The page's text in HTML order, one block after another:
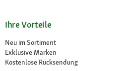
Ihre Vorteile
Neu im Sortiment
Exklusive Marken
Kostenlose Rücksendung